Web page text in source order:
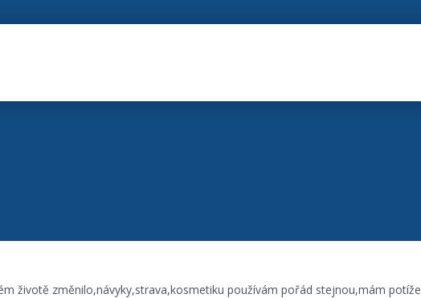
životě změnilo,návyky,strava,kosmetiku používám pořád stejnou,mám potíže